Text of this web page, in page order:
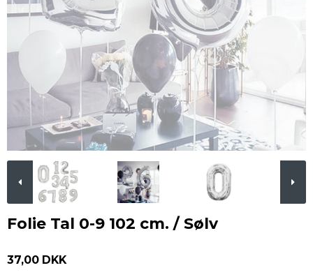
Folie Tal 0-9 102 cm. / Sølv
37,00 DKK